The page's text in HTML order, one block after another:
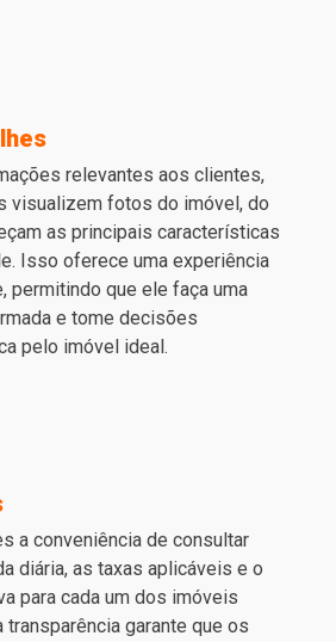
relevantes aos clientes,
visualizem fotos do imóvel, do
as principais características
Isso oferece uma experiência
permitindo que ele faça uma
e tome decisões
pelo imóvel ideal.
a conveniência de consultar
diária, as taxas aplicáveis e o
para cada um dos imóveis
garante que os